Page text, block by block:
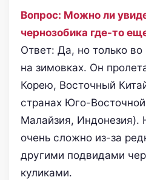
Вопрос: Можно ли
чернозобика где-то
Ответ: Да, но только
на зимовках. Он
Корею, Восточный
странах Юго-
Малайзия, Индонезия).
очень сложно из-за
другими подвидами
куликами.